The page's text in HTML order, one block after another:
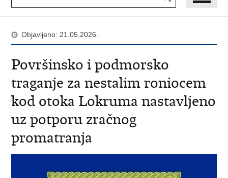
Objavljeno: 21.05.2026.
Površinsko i podmorsko
traganje za nestalim roniocem
kod otoka Lokruma nastavljeno
uz potporu zračnog
promatranja